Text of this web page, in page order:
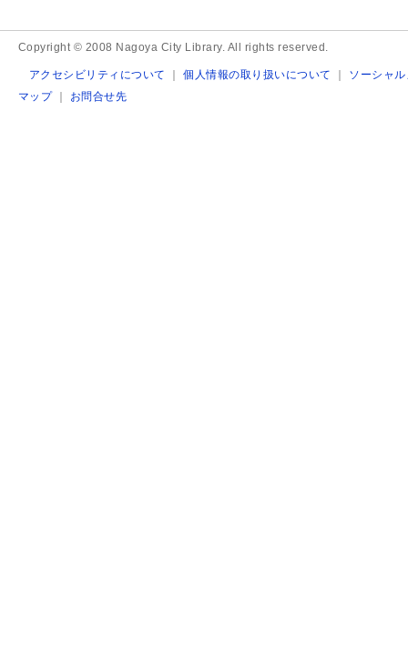
Copyright © 2008 Nagoya City Library. All rights reserved.
アクセシビリティについて ｜個人情報の取り扱いについて ｜ ソーシャ
マップ｜ お問合せ先